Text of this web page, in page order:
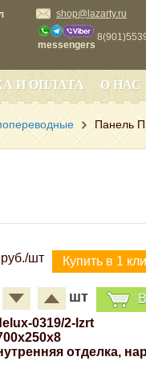
shop@lazarty.ru
messengers
И ОПЛАТА О НАС
Панель
руб./шт
шт
0319/2-lzrt
отделка,